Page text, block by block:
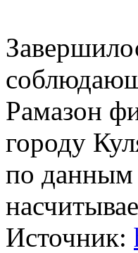
Рамазон
городу
по данным
Источник: